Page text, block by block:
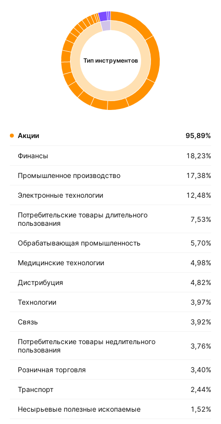
Тип инструментов
Акции 95,89%
Финансы 18,23%
Промышленное производство 17,38%
Электронные технологии 12,48%
Потребительские товары длительного
пользования
7,53%
Обрабатывающая промышленность 5,70%
Медицинские технологии 4,98%
Дистрибуция 4,82%
Технологии 3,97%
Связь 3,92%
Потребительские товары недлительного
пользования
3,76%
Розничная торговля 3,40%
Транспорт 2,44%
Несырьевые полезные ископаемые 1,52%